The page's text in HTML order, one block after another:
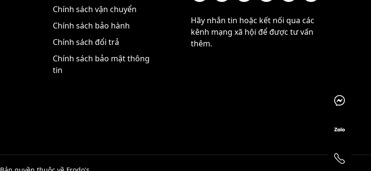
Chính sách vận chuyển
Chính sách bảo hành
Chính sách đổi trả
Chính sách bảo mật thông
tin
Hãy nhắn tin hoặc kết nối qua các
kênh mạng xã hội để được tư vấn
thêm.